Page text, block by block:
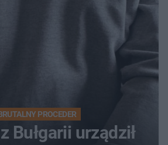
PROCEDER
Bułgarii urządził